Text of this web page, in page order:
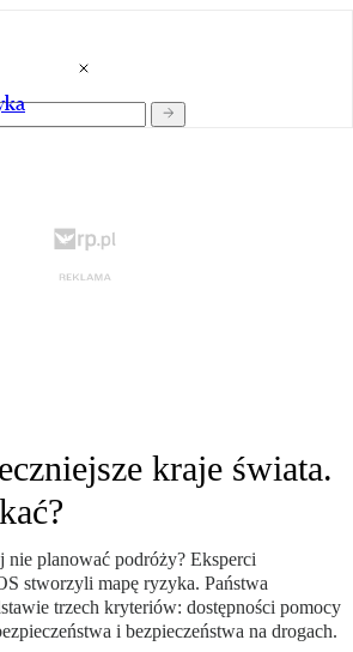
kraje świata.
planować podróży? Eksperci
stworzyli mapę ryzyka. Państwa
trzech kryteriów: dostępności pomocy
i bezpieczeństwa na drogach.